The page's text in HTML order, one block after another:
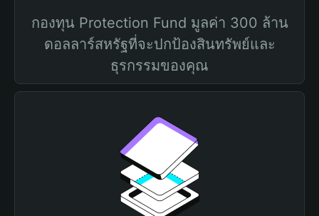
กองทุน Protection Fund มูลค่า 300 ล้าน
ดอลลาร์สหรัฐที่จะปกป้องสินทรัพย์และ
ธุรกรรมของคุณ